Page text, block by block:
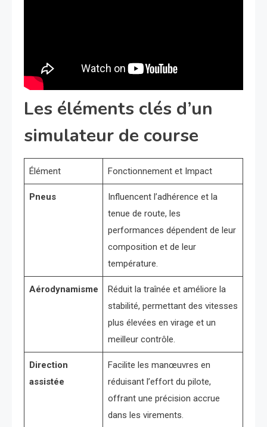
Les éléments clés d’un
simulateur de course
Élément Fonctionnement et Impact
Pneus
Influencent l’adhérence et la
tenue de route, les
performances dépendent de leur
composition et de leur
température.
Aérodynamisme
Réduit la traînée et améliore la
stabilité, permettant des vitesses
plus élevées en virage et un
meilleur contrôle.
Direction
assistée
Facilite les manœuvres en
réduisant l’effort du pilote,
offrant une précision accrue
dans les virements.